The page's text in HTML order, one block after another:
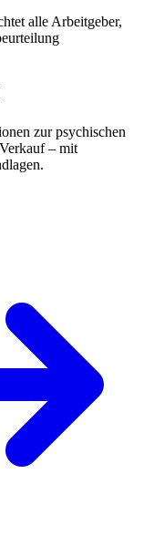
alle Arbeitgeber,
zur psychischen
– mit